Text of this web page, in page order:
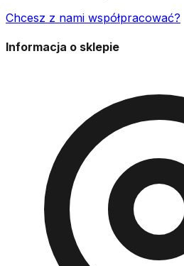
Chcesz z nami współpracować?
Informacja o sklepie